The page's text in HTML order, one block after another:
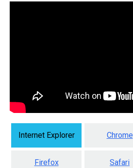
Internet Explorer Chrome
Firefox Safari